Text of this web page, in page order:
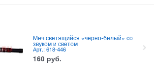
Меч светящийся «черно-белый» со
звуком и светом
Арт.: 618-446
160 руб.